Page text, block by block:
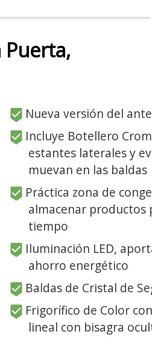
Puerta,
Nueva versión del
Incluye Botellero
estantes laterales y
muevan en las baldas
Práctica zona de
almacenar productos
tiempo
Iluminación LED,
ahorro energético
Baldas de Cristal de
Frigorífico de Color
lineal con bisagra